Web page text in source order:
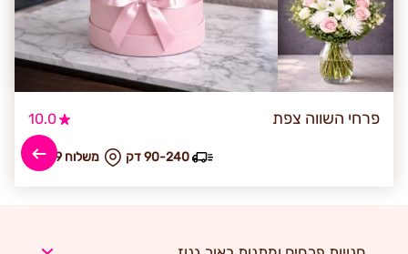
פרחי השווה צפת 10.0
₪ משלוח 89 90-240 דק